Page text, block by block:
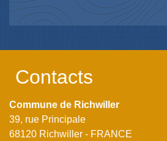
Contacts
Commune de Richwiller
39, rue Principale
68120 Richwiller - FRANCE